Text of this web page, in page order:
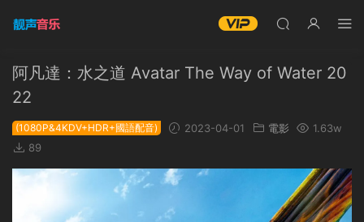
阿凡達：水之道 Avatar The Way of Water 20
22
(1080P&4KDV+HDR+國語配音) 2023-04-01 電影
1.63w
89